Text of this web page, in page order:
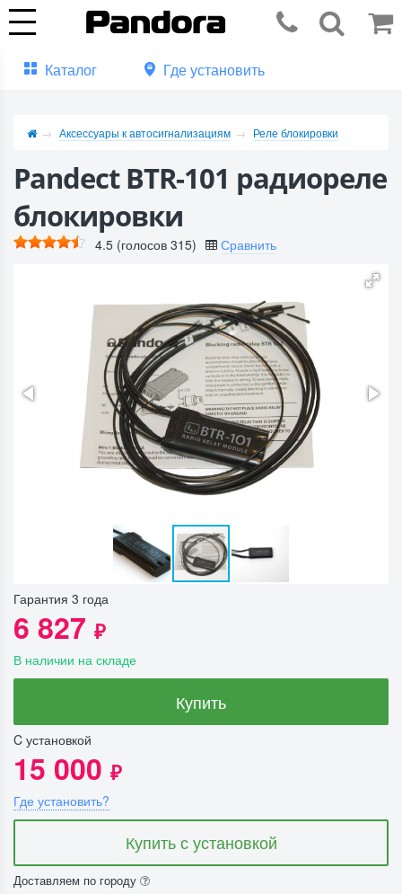
Каталог Где установить
Аксессуары к автосигнализациям Реле блокировки
Pandect BTR-101 радиореле
блокировки
4.5 (голосов315) Сравнить
Гарантия 3 года
6 827 ₽
В наличии на складе
Купить
C установкой
15 000 ₽
Где установить?
Купить с установкой
Доставляем по городу